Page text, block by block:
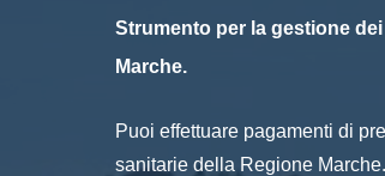
Strumento per la gestione
Marche.
Puoi effettuare pagamenti di
sanitarie della Regione Marche.